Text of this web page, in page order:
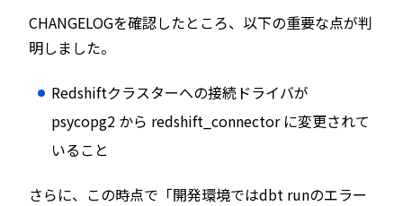
CHANGELOGを確認したところ、以下の重要な点が判
明しました。
Redshiftクラスターへの接続ドライバが
psycopg2 から redshift_connector に変更されて
いること
さらに、この時点で「開発環境ではdbt runのエラー